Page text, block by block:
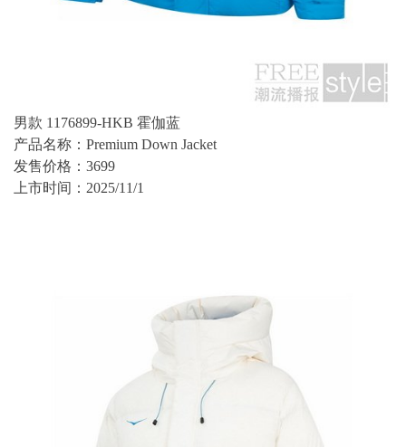
男款 1176899-HKB 霍伽蓝
产品名称：Premium Down Jacket
发售价格：3699
上市时间：2025/11/1